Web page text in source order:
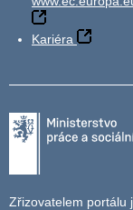
Kariéra
Zřizovatelem portálu